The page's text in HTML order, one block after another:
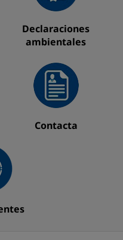
Declaraciones
ambientales
Contacta